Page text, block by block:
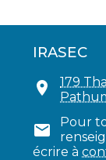
IRASEC

179

Pour
écrire à